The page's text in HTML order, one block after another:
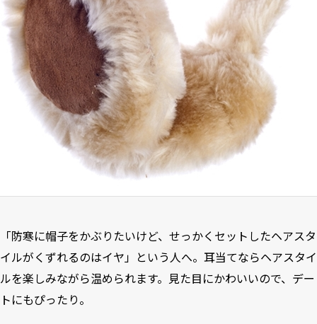
「防寒に帽子をかぶりたいけど、せっかくセットしたヘアスタ
イルがくずれるのはイヤ」という人へ。耳当てならヘアスタイ
ルを楽しみながら温められます。見た目にかわいいので、デー
トにもぴったり。